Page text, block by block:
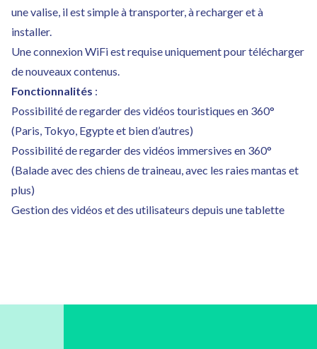
une valise, il est simple à transporter, à recharger et à
installer.
Une connexion WiFi est requise uniquement pour télécharger
de nouveaux contenus.
Fonctionnalités :
Possibilité de regarder des vidéos touristiques en 360°
(Paris, Tokyo, Egypte et bien d’autres)
Possibilité de regarder des vidéos immersives en 360°
(Balade avec des chiens de traineau, avec les raies mantas et
plus)
Gestion des vidéos et des utilisateurs depuis une tablette